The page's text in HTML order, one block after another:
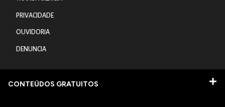
PRIVACIDADE
OUVIDORIA
DENUNCIA
CONTEÚDOS GRATUITOS